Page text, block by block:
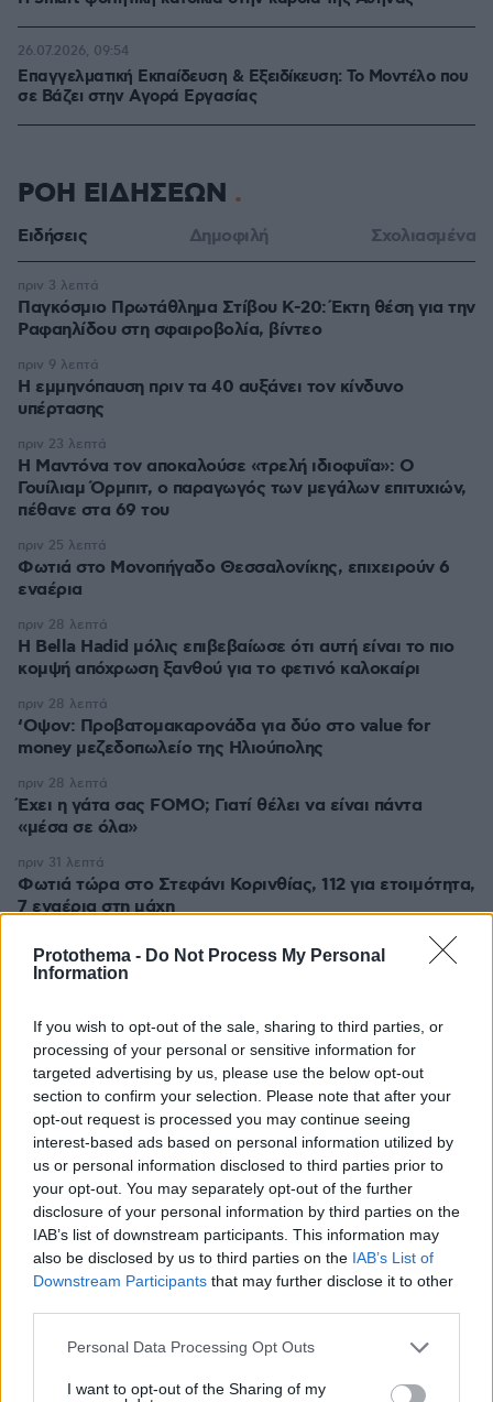
Protothema - Do Not Process My Personal
Information
If you wish to opt-out of the sale, sharing to third parties, or
processing of your personal or sensitive information for
targeted advertising by us, please use the below opt-out
section to confirm your selection. Please note that after your
opt-out request is processed you may continue seeing
interest-based ads based on personal information utilized by
us or personal information disclosed to third parties prior to
your opt-out. You may separately opt-out of the further
disclosure of your personal information by third parties on the
IAB’s list of downstream participants. This information may
also be disclosed by us to third parties on the IAB’s List of
Downstream Participants that may further disclose it to other
Please note that this website/app uses one or more Google
not limited to your visit or usage behaviour. You may click to
Personal Data Processing Opt Outs
I want to opt-out of the Sharing of my
Επαγγελματική Εκπαίδευση & Εξειδίκευση: Το Mοντέλο που
σε Bάζει στην Aγορά Eργασίας
26.07.2026, 09:54
ΡΟΗ ΕΙΔΗΣΕΩΝ
Ειδήσεις Δημοφιλή Σχολιασμένα
Παγκόσμιο Πρωτάθλημα Στίβου Κ-20: Έκτη θέση για την
Ραφαηλίδου στη σφαιροβολία, βίντεο
πριν 3 λεπτά
Η εμμηνόπαυση πριν τα 40 αυξάνει τον κίνδυνο
υπέρτασης
πριν 9 λεπτά
Η Μαντόνα τον αποκαλούσε «τρελή ιδιοφυΐα»: Ο
Γουίλιαμ Όρμπιτ, ο παραγωγός των μεγάλων επιτυχιών,
πέθανε στα 69 του
πριν 23 λεπτά
Φωτιά στο Μονοπήγαδο Θεσσαλονίκης, επιχειρούν 6
εναέρια
πριν 25 λεπτά
Η Bella Hadid μόλις επιβεβαίωσε ότι αυτή είναι το πιο
κομψή απόχρωση ξανθού για το φετινό καλοκαίρι
πριν 28 λεπτά
‘Οψον: Προβατομακαρονάδα για δύο στο value for
money μεζεδοπωλείο της Ηλιούπολης
πριν 28 λεπτά
Έχει η γάτα σας FOMO; Γιατί θέλει να είναι πάντα
«μέσα σε όλα»
πριν 28 λεπτά
Φωτιά τώρα στο Στεφάνι Κορινθίας, 112 για ετοιμότητα,
7 εναέρια στη μάχη
πριν 31 λεπτά
Χρηματοδότηση ύψους 2,3 εκατ. ευρώ για τη φοιτητική
στέγη στο Πανεπιστήμιο Θεσσαλίας
Οι πρώτες δηλώσεις του Γιαννούλη για την επιστροφή
του: «Θέλω να παίξω Champions League με τον ΠΑΟΚ»,
βίντεο
πριν 34 λεπτά
ΔΕΙΤΕ ΟΛΕΣ ΤΙΣ ΕΙΔΗΣΕΙΣ
ΤΑ ΠΙΟ ΔΗΜΟΦΙΛΗ